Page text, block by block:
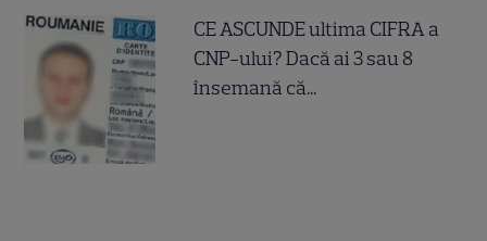
CE ASCUNDE ultima CIFRA a
CNP-ului? Dacă ai 3 sau 8
însemană că...